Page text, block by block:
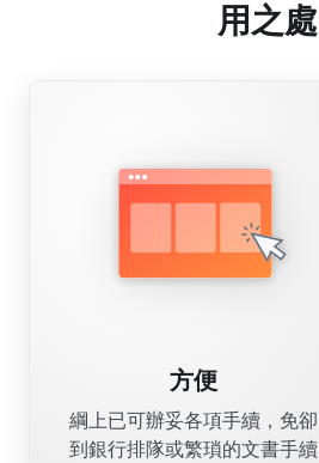
用之處
方便
綱上已可辦妥各項手續，免卻
到銀行排隊或繁瑣的文書手續